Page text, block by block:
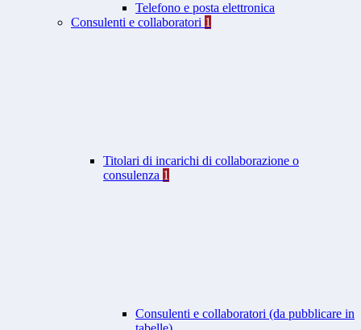
Telefono e posta elettronica
Consulenti e collaboratori 1
Titolari di incarichi di collaborazione o
consulenza 1
Consulenti e collaboratori (da pubblicare in